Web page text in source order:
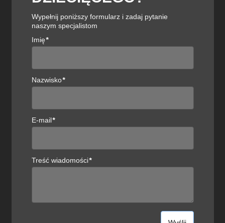
SPRAWDŹ OFERTĘ MEBLI BIUROWYCH I
GABINETOWYCH
Wypełnij poniższy formularz i zadaj pytanie
naszym specjalistom
Imię*
Nazwisko*
E-mail*
Treść wiadomości*